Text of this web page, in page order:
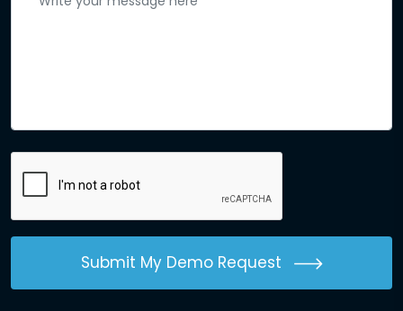
Submit My Demo Request